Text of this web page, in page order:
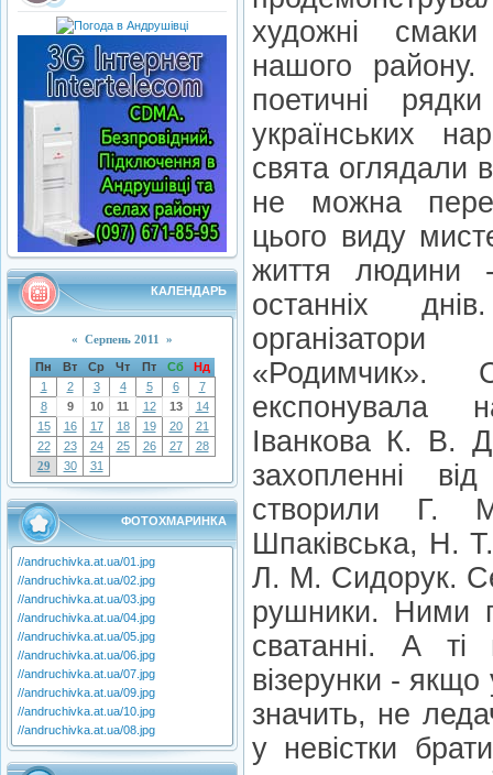
КАЛЕНДАРЬ
« Серпень 2011 »
Пн Вт Ср Чт Пт Сб
Нд
1
2 3 4 5 6
7
8
9 10 11 12 13
14
15
16 17 18 19 20
21
22
23 24 25 26 27
28
29
30 31
ФОТОХМАРИНКА
//andruchivka.at.ua/01.jpg
//andruchivka.at.ua/02.jpg
//andruchivka.at.ua/03.jpg
//andruchivka.at.ua/04.jpg
//andruchivka.at.ua/05.jpg
//andruchivka.at.ua/06.jpg
//andruchivka.at.ua/07.jpg
//andruchivka.at.ua/09.jpg
//andruchivka.at.ua/10.jpg
//andruchivka.at.ua/08.jpg
художні смаки
нашого району.
поетичні
українських
свята оглядали
не можна
цього виду
життя людини
останніх
експонувала
Іванкова К. В.
захопленні
створили Г.
Шпаківська, Н.
Л. М. Сидорук.
рушники. Ними
сватанні. А ті
візерунки - якщо
значить, не
у невістки